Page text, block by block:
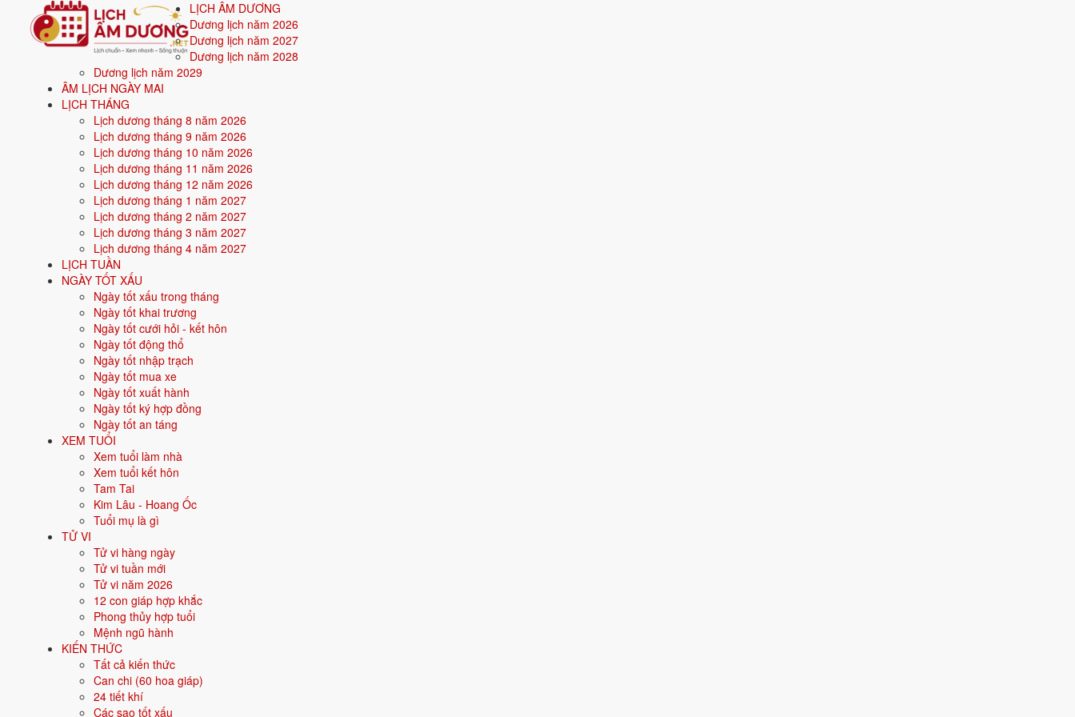
LỊCH ÂM DƯƠNG
Dương lịch năm 2026
Dương lịch năm 2027
Dương lịch năm 2028
Dương lịch năm 2029
ÂM LỊCH NGÀY MAI
LỊCH THÁNG
Lịch dương tháng 8 năm 2026
Lịch dương tháng 9 năm 2026
Lịch dương tháng 10 năm 2026
Lịch dương tháng 11 năm 2026
Lịch dương tháng 12 năm 2026
Lịch dương tháng 1 năm 2027
Lịch dương tháng 2 năm 2027
Lịch dương tháng 3 năm 2027
Lịch dương tháng 4 năm 2027
LỊCH TUẦN
NGÀY TỐT XẤU
Ngày tốt xấu trong tháng
Ngày tốt khai trương
Ngày tốt cưới hỏi - kết hôn
Ngày tốt động thổ
Ngày tốt nhập trạch
Ngày tốt mua xe
Ngày tốt xuất hành
Ngày tốt ký hợp đồng
Ngày tốt an táng
XEM TUỔI
Xem tuổi làm nhà
Xem tuổi kết hôn
Tam Tai
Kim Lâu - Hoang Ốc
Tuổi mụ là gì
TỬ VI
Tử vi hàng ngày
Tử vi tuần mới
Tử vi năm 2026
12 con giáp hợp khắc
Phong thủy hợp tuổi
Mệnh ngũ hành
KIẾN THỨC
Tất cả kiến thức
Can chi (60 hoa giáp)
24 tiết khí
Các sao tốt xấu
Trang chủ
Mệnh ngũ hành
Nạp âm Dương Liễu Mộc
Nạp âm Dương Liễu Mộc - Mệnh Mộc
Dương Liễu Mộclà một trong 30 nạp âm của vòng 60 hoa giáp, thuộc mệnh
Dương Liễu Mộc= mệnhMộc, gồm 2 tuổi Nhâm Ngọ, Quý Mùi.
Xanh lá, Xanh lục.Hướng hợp:Đông, Đông Nam.
Tương sinh: Thủy (Thủy sinh Mộc); Hỏa (Mộc sinh Hỏa).
Nạp âm Dương Liễu Mộc là gì?
Dương Liễu Mộc
Mệnh Mộc · Gỗ cây dương · Tuổi Nhâm Ngọ, Quý Mùi
Dương Liễu Mộc lànạp âmchi tiết của cặp can chi Nhâm Ngọ và Quý Mùi, được xếp vào mệnh lớn
Tên nạp âm
Dương Liễu Mộc
Ngũ hành
Ý nghĩa biểu tượngGỗ cây dương
2 tuổi (can chi)
Nhâm Ngọ, Quý Mùi
Xanh lá, Xanh lục
Hướng hợp
Đông, Đông Nam
Dương Liễu Mộc hợp màu gì, hướng nào?
Người mệnh Mộc (Dương Liễu Mộc) hợp nhóm màu
Màu sắc hợp mệnh Mộc
Ưu tiên các màu bản mệnh và màu tương sinh:
Hướng tốt cho mệnh Mộc
Đông, Đông Nam. Nên chọn hướng nhà, hướng bàn làm việc, hướng giường và hướng bàn thờ theo các hướng này.